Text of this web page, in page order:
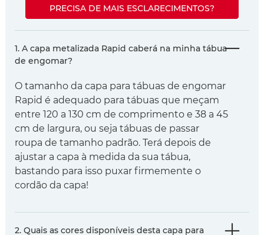
PRECISA DE MAIS ESCLARECIMENTOS?
1. A capa metalizada Rapid caberá na minha tábua
de engomar?
O tamanho da capa para tábuas de engomar
Rapid é adequado para tábuas que meçam
entre 120 a 130 cm de comprimento e 38 a 45
cm de largura, ou seja tábuas de passar
roupa de tamanho padrão. Terá depois de
ajustar a capa à medida da sua tábua,
bastando para isso puxar firmemente o
cordão da capa!
2. Quais as cores disponíveis desta capa para